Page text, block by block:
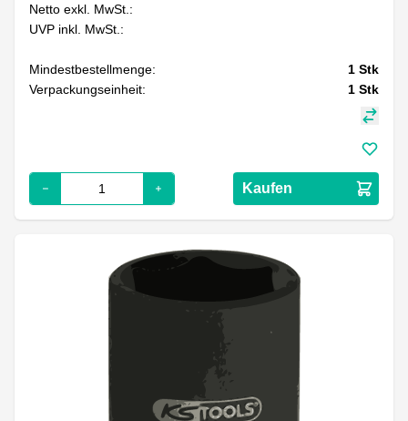
Netto exkl. MwSt.:
UVP inkl. MwSt.:
Mindestbestellmenge: 1 Stk
Verpackungseinheit:
1 Stk
Kaufen